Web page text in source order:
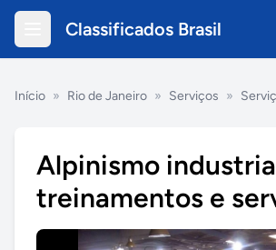
Classificados Brasil
Início » Rio de Janeiro » Serviços »
Alpinismo
treinamentos e